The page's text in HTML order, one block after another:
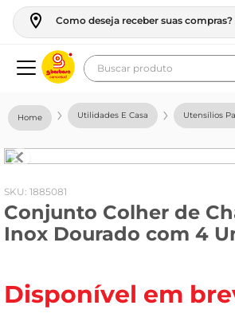
Como deseja receber suas compras?
Buscar produto
Utilidades E Casa Utensílios
: 1885081
Conjunto Colher de
Inox Dourado com 4
Disponível em
geladeira
fogao
café
cerveja
leite